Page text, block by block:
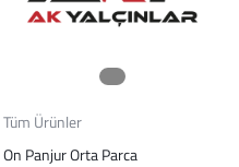
Tüm Ürünler
On Panjur Orta Parca